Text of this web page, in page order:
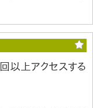
以上アクセスする